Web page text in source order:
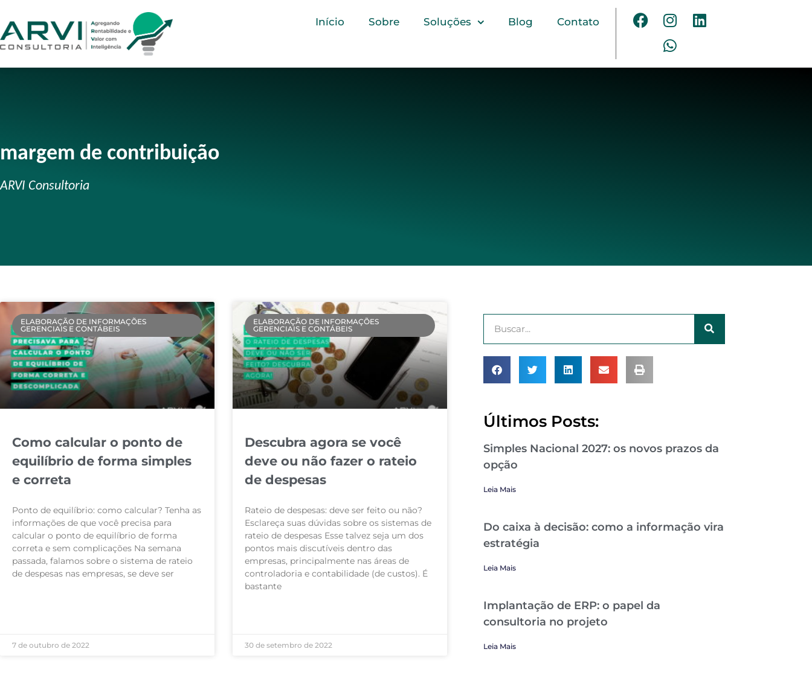
Início Sobre Soluções Blog Contato
margem de contribuição
ARVI Consultoria
ELABORAÇÃO DE INFORMAÇÕES
GERENCIAIS E CONTÁBEIS
Como calcular o ponto de
equilíbrio de forma simples
e correta
Ponto de equilíbrio: como calcular? Tenha as
informações de que você precisa para
calcular o ponto de equilíbrio de forma
correta e sem complicações Na semana
passada, falamos sobre o sistema de rateio
de despesas nas empresas, se deve ser
7 de outubro de 2022
ELABORAÇÃO DE INFORMAÇÕES
GERENCIAIS E CONTÁBEIS
Descubra agora se você
deve ou não fazer o rateio
de despesas
Rateio de despesas: deve ser feito ou não?
Esclareça suas dúvidas sobre os sistemas de
rateio de despesas Esse talvez seja um dos
pontos mais discutíveis dentro das
empresas, principalmente nas áreas de
controladoria e contabilidade (de custos). É
bastante
30 de setembro de 2022
Últimos Posts:
Simples Nacional 2027: os novos prazos da
opção
Leia Mais
Do caixa à decisão: como a informação vira
estratégia
Leia Mais
Implantação de ERP: o papel da
consultoria no projeto
Leia Mais